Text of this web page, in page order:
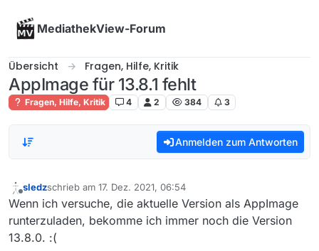
MediathekView-Forum
Übersicht Fragen, Hilfe, Kritik
AppImage für 13.8.1 fehlt
Fragen, Hilfe, Kritik 4 2 384 3
Anmelden zum Antworten
Offline
sledzschrieb am 17. Dez. 2021, 06:54
zuletzt editiert von
Wenn ich versuche, die aktuelle Version als AppImage
runterzuladen, bekomme ich immer noch die Version
13.8.0. :(